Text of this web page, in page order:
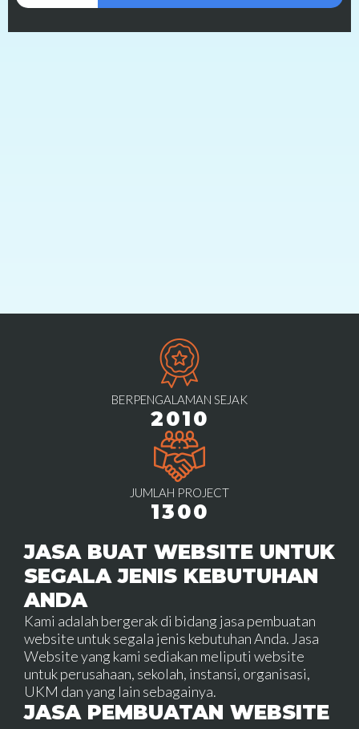
BERPENGALAMAN SEJAK
2010
JUMLAH PROJECT
1300
JASA BUAT WEBSITE UNTUK
SEGALA JENIS KEBUTUHAN
ANDA
Kami adalah bergerak di bidang jasa pembuatan
website untuk segala jenis kebutuhan Anda. Jasa
Website yang kami sediakan meliputi website
untuk perusahaan, sekolah, instansi, organisasi,
UKM dan yang lain sebagainya.
JASA PEMBUATAN WEBSITE